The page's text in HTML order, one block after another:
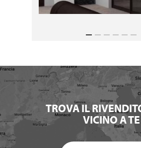
TROVA IL
VICINO A TE